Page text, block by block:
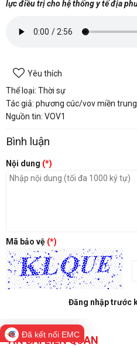
lực điều trị cho hệ thống y tế địa
Yêu thích
Thể loại: Thời sự
Tác giả: phương cúc/vov miền trung
Nguồn tin: VOV1
Bình luận
Nội dung (*)
Mã bảo vệ (*)
Đăng nhập trước
TIN BÀI LIÊN QUAN
Đã kết nối EMC